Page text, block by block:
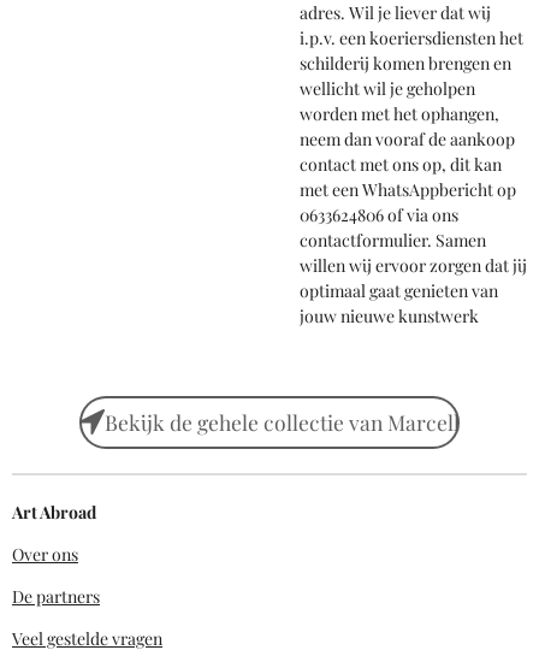
adres. Wil je liever dat wij
i.p.v. een koeriersdiensten het
schilderij komen brengen en
wellicht wil je geholpen
worden met het ophangen,
neem dan vooraf de aankoop
contact met ons op, dit kan
met een WhatsAppbericht op
0633624806 of via ons
contactformulier. Samen
willen wij ervoor zorgen dat jij
optimaal gaat genieten van
jouw nieuwe kunstwerk
Bekijk de gehele collectie van Marcell
Art Abroad
Over ons
De partners
Veel gestelde vragen